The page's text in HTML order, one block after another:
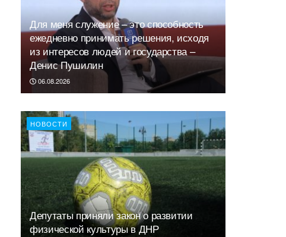
Для меня служение – это способность
ежедневно принимать решения, исходя
из интересов людей и государства –
Денис Пушилин
06.08.2026
НОВОСТИ
Депутаты приняли закон о развитии
физической культуры в ДНР